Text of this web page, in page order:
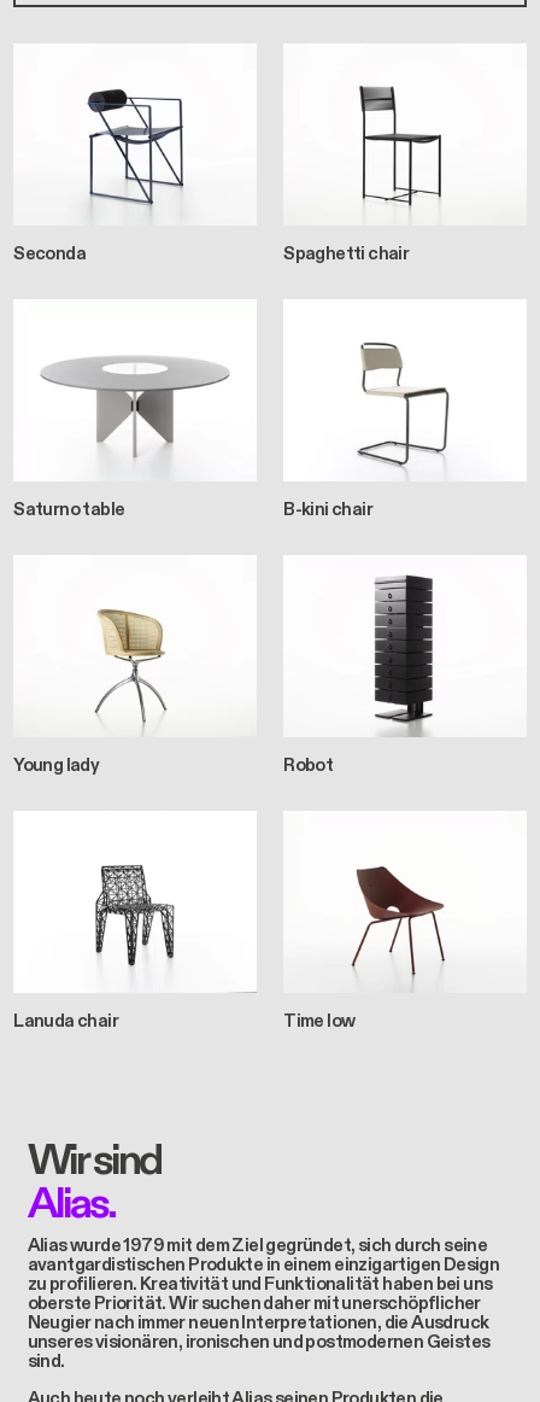
Seconda Spaghetti chair
Saturno table B-kini chair
Young lady Robot
Lanuda chair Time low
Wir sind
Alias.
Alias wurde 1979 mit dem Ziel gegründet, sich durch seine
avantgardistischen Produkte in einem einzigartigen Design
zu profilieren. Kreativität und Funktionalität haben bei uns
oberste Priorität. Wir suchen daher mit unerschöpflicher
Neugier nach immer neuen Interpretationen, die Ausdruck
unseres visionären, ironischen und postmodernen Geistes
sind.